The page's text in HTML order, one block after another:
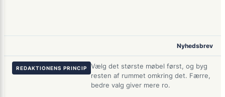
Nyhedsbrev
REDAKTIONENS PRINCIP
Vælg det største møbel først, og byg
resten af rummet omkring det. Færre,
bedre valg giver mere ro.